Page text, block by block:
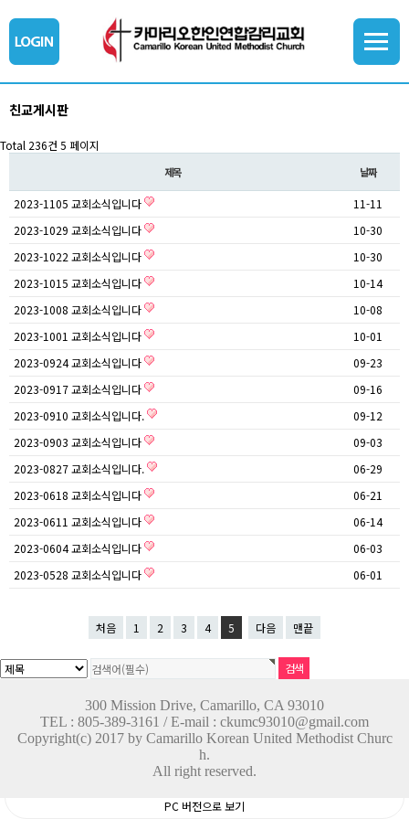
친교게시판
Total 236건 5 페이지
제목 날짜
2023-1105 교회소식입니다
11-11
2023-1029 교회소식입니다
10-30
2023-1022 교회소식입니다
10-30
2023-1015 교회소식입니다
10-14
2023-1008 교회소식입니다
10-08
2023-1001 교회소식입니다
10-01
2023-0924 교회소식입니다
09-23
2023-0917 교회소식입니다
09-16
2023-0910 교회소식입니다.
09-12
2023-0903 교회소식입니다
09-03
2023-0827 교회소식입니다.
06-29
2023-0618 교회소식입니다
06-21
2023-0611 교회소식입니다
06-14
2023-0604 교회소식입니다
06-03
2023-0528 교회소식입니다
06-01
처음 1 2 3 4 5 다음 맨끝
300 Mission Drive, Camarillo, CA 93010
TEL : 805-389-3161 / E-mail : ckumc93010@gmail.com
Copyright(c) 2017 by Camarillo Korean United Methodist Churc
h.
All right reserved.
PC 버전으로 보기